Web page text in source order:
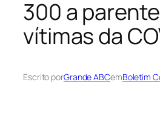
300 a
vítimas da
Escrito porGrande ABCemBoletim